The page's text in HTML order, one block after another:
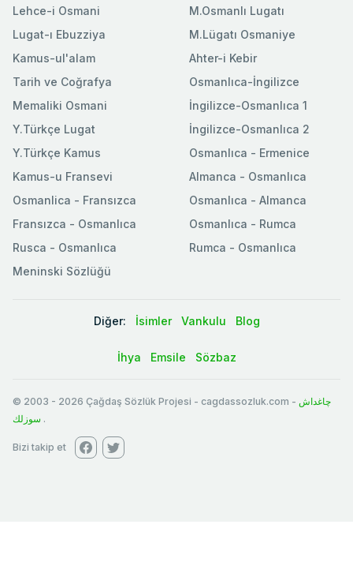
Lehce-i Osmani
Lugat-ı Ebuzziya
M.Osmanlı Lugatı
M.Lügatı Osmaniye
Kamus-ul'alam
Tarih ve Coğrafya
Memaliki Osmani
Y.Türkçe Lugat
Y.Türkçe Kamus
Ahter-i Kebir
Osmanlıca-İngilizce
İngilizce-Osmanlıca 1
İngilizce-Osmanlıca 2
Osmanlıca - Ermenice
Kamus-u Fransevi
Osmanlica - Fransızca
Fransızca - Osmanlıca
Rusca - Osmanlıca
Meninski Sözlüğü
Almanca - Osmanlıca
Osmanlıca - Almanca
Osmanlıca - Rumca
Rumca - Osmanlıca
Diğer: İsimler Vankulu Blog
İhya Emsile Sözbaz
© 2003 - 2026 Çağdaş Sözlük Projesi - cagdassozluk.com - چاغداش
سوزلك .
Bizi takip et